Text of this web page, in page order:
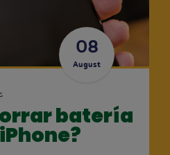
08
August
batería